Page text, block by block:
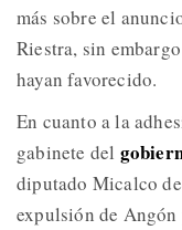
más sobre el
Riestra, sin
hayan favorecido.
En cuanto a la
gabinete del
diputado Micalco
expulsión de Angón